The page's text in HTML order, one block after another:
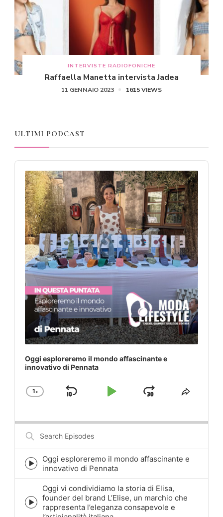
INTERVISTE RADIOFONICHE
Raffaella Manetta intervista Jadea
11 GENNAIO 2023 1615 VIEWS
ULTIMI PODCAST
Audio
Player
Oggi esploreremo il mondo affascinante e
innovativo di Pennata
Change
1x
Skip
Play
JumpShare
Search
Episodes
Episode
play
icon
Oggi esploreremo il mondo affascinante e
innovativo di Pennata
Episode
Oggi vi condividiamo la storia di Elisa,
founder del brand L’Elise, un marchio che
rappresenta l’eleganza consapevole e